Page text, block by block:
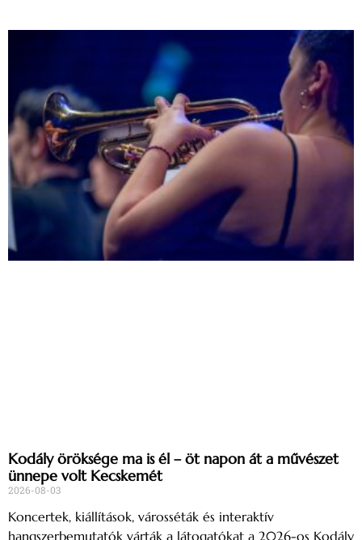
Kodály öröksége ma is él – öt napon át a művészet
ünnepe volt Kecskemét
2026-08-03
Koncertek, kiállítások, városséták és interaktív
hangszerbemutatók várták a látogatókat a 2026-os Kodály